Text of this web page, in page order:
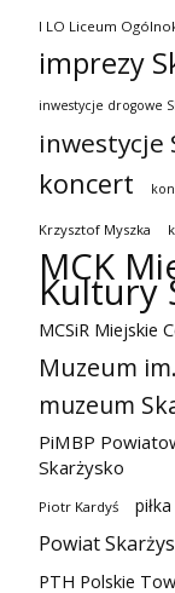
I LO Liceum
imprezy
inwestycje drogowe
inwestycje
koncert
Krzysztof Myszka
MCK
Kultury
MCSiR Miejskie
Muzeum
muzeum
PiMBP
Skarżysko
Piotr Kardyś
Powiat
PTH Polskie